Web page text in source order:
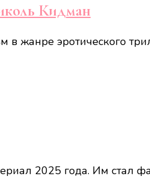
Кидман
в жанре эротического
2025 года. Им стал